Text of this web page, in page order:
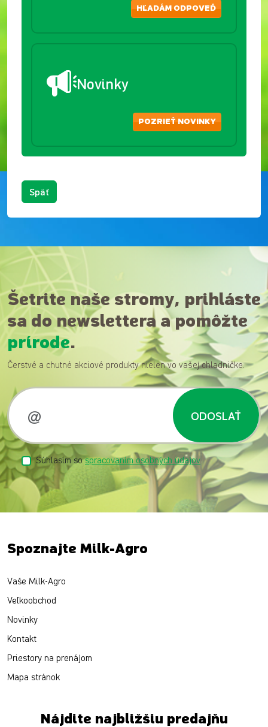
HĽADÁM ODPOVEĎ
Novinky
POZRIEŤ NOVINKY
Späť
Šetrite naše stromy, prihláste
sa do newslettera a pomôžte
prírode.
Čerstvé a chutné akciové produkty nielen vo vašej chladničke.
ODOSLAŤ
Súhlasím sospracovaním osobných údajov
Spoznajte Milk-Agro
Vaše Milk-Agro
Veľkoobchod
Novinky
Kontakt
Priestory na prenájom
Mapa stránok
Nájdite najbližšiu predajňu